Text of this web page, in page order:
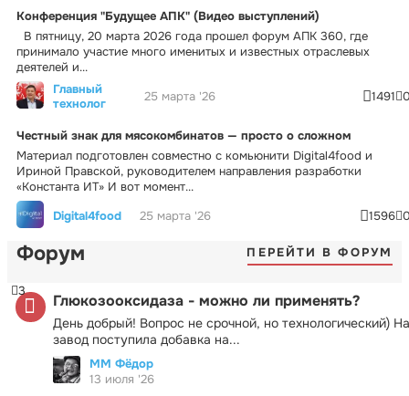
Конференция "Будущее АПК" (Видео выступлений)
В пятницу, 20 марта 2026 года прошел форум АПК 360, где
принимало участие много именитых и известных отраслевых
деятелей и...
Главный
технолог
25 марта '26 1491
Честный знак для мясокомбинатов — просто о сложном
Материал подготовлен совместно с комьюнити Digital4food и
Ириной Правской, руководителем направления разработки
«Константа ИТ» И вот момент...
Digital4food
25 марта '26 1596
Форум ПЕРЕЙТИ В ФОРУМ
Глюкозооксидаза - можно ли применять?
День добрый! Вопрос не срочной, но технологический) На
завод поступила добавка на...
3
ММ Фёдор
13 июля '26